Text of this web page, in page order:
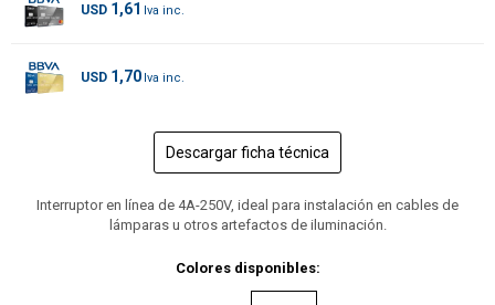
USD 1,61
USD 1,70
Descargar ficha técnica
Interruptor en línea de 4A-250V, ideal para instalación en cables de
lámparas u otros artefactos de iluminación.
Colores disponibles: